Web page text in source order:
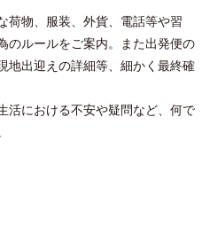
荷物、服装、外貨、電話等や習
のルールをご案内。また出発便の
地出迎えの詳細等、細かく最終確
活における不安や疑問など、何で